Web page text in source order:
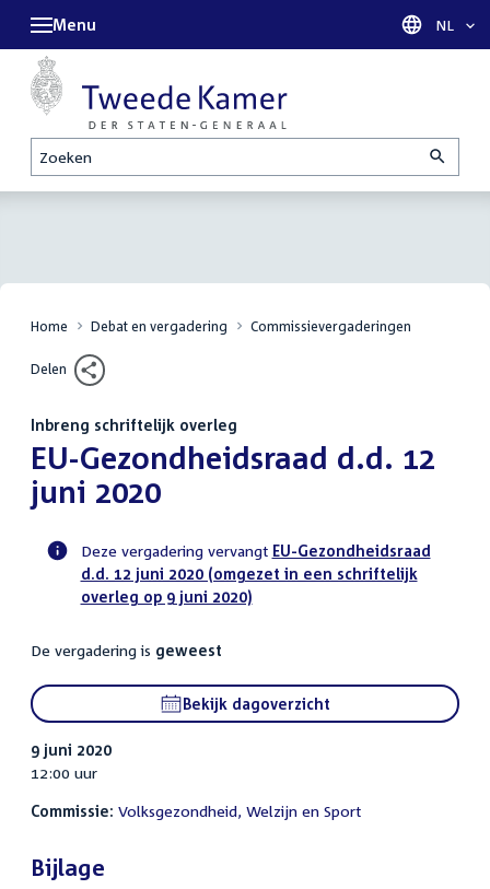
Zoeken
Menu Taal
NL
Home Debat en vergadering Commissievergaderingen
Delen
Inbreng schriftelijk overleg
:EU-Gezondheidsraad d.d. 12
juni 2020
Voortgangsstatus
commissie
activiteit
Deze vergadering vervangt EU-Gezondheidsraad
d.d. 12 juni 2020 (omgezet in een schriftelijk
overleg op 9 juni 2020)
De vergadering is geweest
Bekijk dagoverzicht
9 juni 2020
12:00 uur
Commissie: Volksgezondheid, Welzijn en Sport
Bijlage